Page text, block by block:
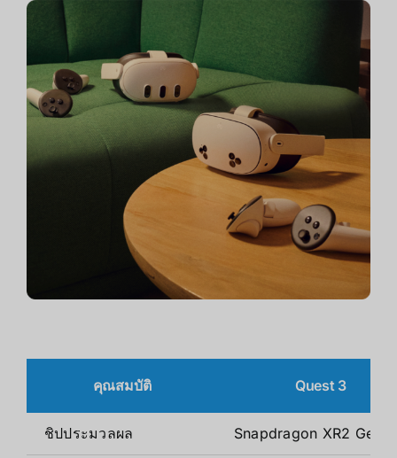
คุณสมบัติ Quest 3
ชิปประมวลผล Snapdragon XR2 Gen 2